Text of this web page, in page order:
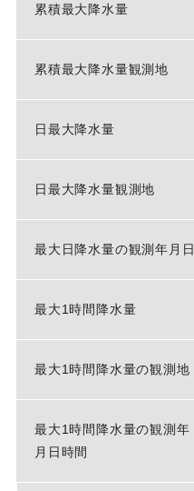
累積最大降水量
累積最大降水量観測地
日最大降水量
日最大降水量観測地
最大日降水量の観測年月日
最大1時間降水量
最大1時間降水量の観測地
最大1時間降水量の観測年
月日時間